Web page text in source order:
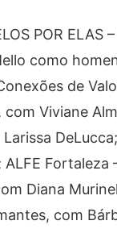
POR ELAS
como
de
Viviane
Fortaleza
Diana
com